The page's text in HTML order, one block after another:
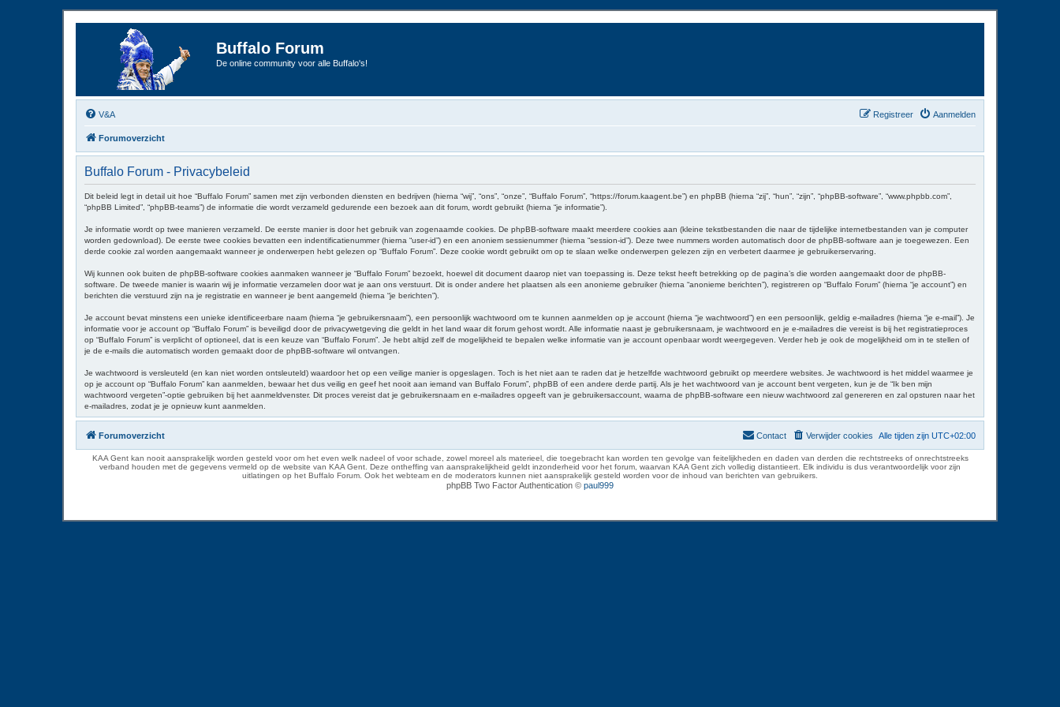
Buffalo Forum
De online community voor alle Buffalo's!
V&A Aanmelden
Registreer
Forumoverzicht
Buffalo Forum - Privacybeleid
Dit beleid legt in detail uit hoe “Buffalo Forum” samen met zijn verbonden diensten en bedrijven (hierna “wij”, “ons”, “onze”, “Buffalo Forum”, “https://forum.kaagent.be”) en phpBB (hierna “zij”, “hun”, “zijn”, “phpBB-software”, “www.phpbb.com”,
“phpBB Limited”, “phpBB-teams”) de informatie die wordt verzameld gedurende een bezoek aan dit forum, wordt gebruikt (hierna “je informatie”).
Je informatie wordt op twee manieren verzameld. De eerste manier is door het gebruik van zogenaamde cookies. De phpBB-software maakt meerdere cookies aan (kleine tekstbestanden die naar de tijdelijke internetbestanden van je computer
worden gedownload). De eerste twee cookies bevatten een indentificatienummer (hierna “user-id”) en een anoniem sessienummer (hierna “session-id”). Deze twee nummers worden automatisch door de phpBB-software aan je toegewezen. Een
derde cookie zal worden aangemaakt wanneer je onderwerpen hebt gelezen op “Buffalo Forum”. Deze cookie wordt gebruikt om op te slaan welke onderwerpen gelezen zijn en verbetert daarmee je gebruikerservaring.
Wij kunnen ook buiten de phpBB-software cookies aanmaken wanneer je “Buffalo Forum” bezoekt, hoewel dit document daarop niet van toepassing is. Deze tekst heeft betrekking op de pagina’s die worden aangemaakt door de phpBB-
software. De tweede manier is waarin wij je informatie verzamelen door wat je aan ons verstuurt. Dit is onder andere het plaatsen als een anonieme gebruiker (hierna “anonieme berichten”), registreren op “Buffalo Forum” (hierna “je account”) en
berichten die verstuurd zijn na je registratie en wanneer je bent aangemeld (hierna “je berichten”).
Je account bevat minstens een unieke identificeerbare naam (hierna “je gebruikersnaam”), een persoonlijk wachtwoord om te kunnen aanmelden op je account (hierna “je wachtwoord”) en een persoonlijk, geldig e-mailadres (hierna “je e-mail”). Je
informatie voor je account op “Buffalo Forum” is beveiligd door de privacywetgeving die geldt in het land waar dit forum gehost wordt. Alle informatie naast je gebruikersnaam, je wachtwoord en je e-mailadres die vereist is bij het registratieproces
op “Buffalo Forum” is verplicht of optioneel, dat is een keuze van “Buffalo Forum”. Je hebt altijd zelf de mogelijkheid te bepalen welke informatie van je account openbaar wordt weergegeven. Verder heb je ook de mogelijkheid om in te stellen of
je de e-mails die automatisch worden gemaakt door de phpBB-software wil ontvangen.
Je wachtwoord is versleuteld (en kan niet worden ontsleuteld) waardoor het op een veilige manier is opgeslagen. Toch is het niet aan te raden dat je hetzelfde wachtwoord gebruikt op meerdere websites. Je wachtwoord is het middel waarmee je
op je account op “Buffalo Forum” kan aanmelden, bewaar het dus veilig en geef het nooit aan iemand van Buffalo Forum”, phpBB of een andere derde partij. Als je het wachtwoord van je account bent vergeten, kun je de “Ik ben mijn
wachtwoord vergeten”-optie gebruiken bij het aanmeldvenster. Dit proces vereist dat je gebruikersnaam en e-mailadres opgeeft van je gebruikersaccount, waarna de phpBB-software een nieuw wachtwoord zal genereren en zal opsturen naar het
e-mailadres, zodat je je opnieuw kunt aanmelden.
Forumoverzicht Alle tijden zijn UTC+02:00
Verwijder cookies
Contact
KAA Gent kan nooit aansprakelijk worden gesteld voor om het even welk nadeel of voor schade, zowel moreel als materieel, die toegebracht kan worden ten gevolge van feitelijkheden en daden van derden die rechtstreeks of onrechtstreeks
verband houden met de gegevens vermeld op de website van KAA Gent. Deze ontheffing van aansprakelijkheid geldt inzonderheid voor het forum, waarvan KAA Gent zich volledig distantieert. Elk individu is dus verantwoordelijk voor zijn
uitlatingen op het Buffalo Forum. Ook het webteam en de moderators kunnen niet aansprakelijk gesteld worden voor de inhoud van berichten van gebruikers.
phpBB Two Factor Authentication © paul999